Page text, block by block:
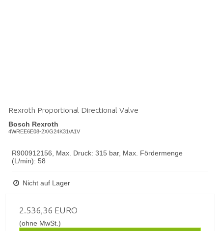
Rexroth Proportional Directional Valve
Bosch Rexroth
4WREE6E08-2X/G24K31/A1V
R900912156, Max. Druck: 315 bar, Max. Fördermenge
(L/min): 58
Nicht auf Lager
2.536,36 EURO
(ohne MwSt.)